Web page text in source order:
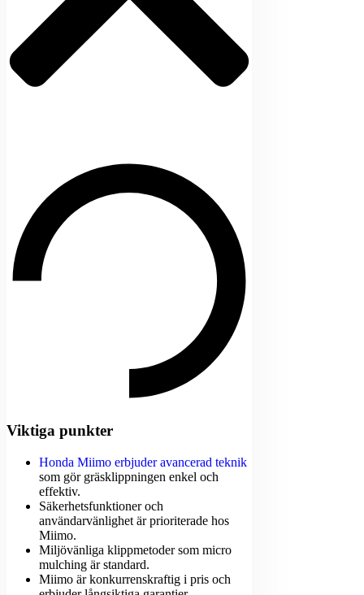
Viktiga punkter
Honda Miimo erbjuder avancerad teknik
som gör gräsklippningen enkel och
effektiv.
Säkerhetsfunktioner och
användarvänlighet är prioriterade hos
Miimo.
Miljövänliga klippmetoder som micro
mulching är standard.
Miimo är konkurrenskraftig i pris och